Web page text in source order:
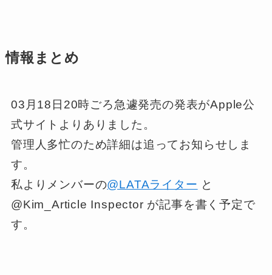
情報まとめ
03月18日20時ごろ急遽発売の発表がApple公
式サイトよりありました。
管理人多忙のため詳細は追ってお知らせしま
す。
私よりメンバーの@LATAライター と
@Kim_Article Inspector が記事を書く予定で
す。